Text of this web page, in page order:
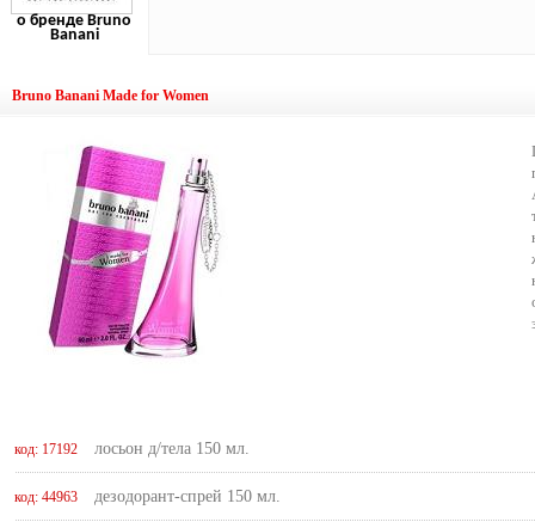
о бренде Bruno
Banani
Bruno Banani Made for Women
код: 17192 лосьон д/тела 150 мл.
код: 44963 дезодорант-спрей 150 мл.